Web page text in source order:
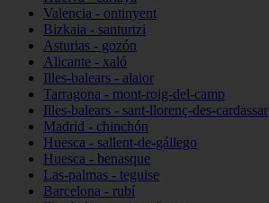
Valencia - ontinyent
Bizkaia - santurtzi
Asturias - gozón
Alicante - xaló
Illes-balears - alaior
Tarragona - mont-roig-del-camp
Illes-balears - sant-llorenç-des-cardassar
Madrid - chinchón
Huesca - sallent-de-gállego
Huesca - benasque
Las-palmas - teguise
Barcelona - rubí